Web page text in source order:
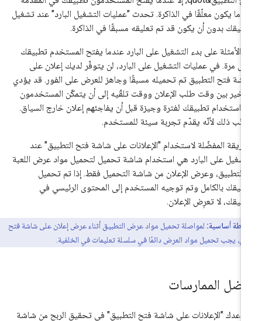
يكون معلّقًا في الذاكرة. تحدث "عمليات التشغيل البارد" عند تشغيل
بدون أن يكون قد تم تعليقه مسبقًا في الذاكرة.
الأمثلة على بدء التشغيل على البارد عندما يفتح المستخدم تطبيقك
مرة. في عمليات التشغيل على البارد، لن يتوفّر لديك إعلان على
فتح التطبيق تم تحميله مسبقًا وجاهز للعرض على الفور. قد يؤدي
بين وقت طلب الإعلان ووقت تلقّيه إلى أن يتمكّن المستخدمون
استخدام تطبيقك لفترة وجيزة قبل أن يفاجئهم إعلان خارج السياق.
ذلك لأنّه يقدّم تجربة سيئة للمستخدم.
المفضّلة لاستخدام "الإعلانات على شاشة فتح التطبيق" عند
على البارد هي استخدام شاشة تحميل لتحميل مواد عرض اللعبة
التطبيق، وعرض الإعلان من شاشة التحميل فقط. إذا تم تحميل
بالكامل وتم توجيه المستخدم إلى المحتوى الرئيسي في
لا تعرِض الإعلان.
نقطة أساسية:لمواصلة تحميل مواد عرض التطبيق أثناء عرض إعلان على شاشة فتح
يجب تحميل مواد العرض دائمًا في سلسلة تعليمات في الخلفية.
الممارسات
"الإعلانات على شاشة فتح التطبيق" في تحقيق الربح من شاشة